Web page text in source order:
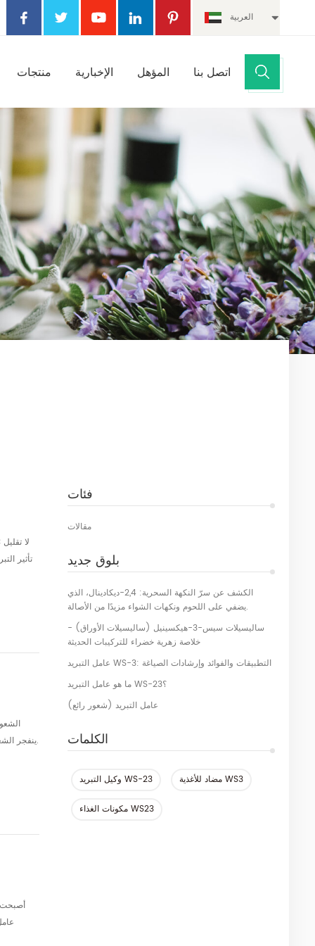
العربية
منتجات الإخبارية المؤهل اتصل بنا
فئات
مقالات
بلوق جديد
الكشف عن سرّ النكهة السحرية: 2,4-ديكادينال، الذي
يضفي على اللحوم ونكهات الشواء مزيدًا من الأصالة.
ساليسيلات سيس-3-هيكسينيل (ساليسيلات الأوراق) -
خلاصة زهرية خضراء للتركيبات الحديثة
عامل التبريد WS-3: التطبيقات والفوائد وإرشادات الصياغة
ما هو عامل التبريد WS-23؟
عامل التبريد (شعور رائع)
الكلمات
وكيل التبريد WS-23 مضاد للأغذية WS3
مكونات الغذاء WS23
أصبحت